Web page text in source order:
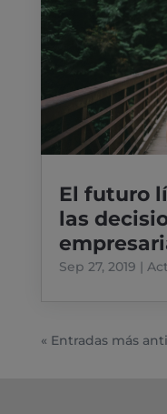
El futuro
las
Sep 27, 2019 |
« Entradas más